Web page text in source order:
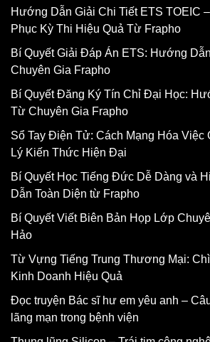
Hướng Dẫn Giải Chi Tiết ETS TOEIC
Phục Kỳ Thi Hiệu Quả Từ Frapho
Bí Quyết Giải Đáp Án ETS: Hướng
Chuyên Gia Frapho
Bí Quyết Đăng Ký Tín Chỉ Đại Học:
Từ Chuyên Gia Frapho
Sổ Tay Điện Tử: Cách Mạng Hóa Việc
Lý Kiến Thức Hiện Đại
Bí Quyết Học Tiếng Đức Dễ Dàng và
Dẫn Toàn Diện từ Frapho
Bí Quyết Viết Biên Bản Họp Lớp
Hảo
Từ Vựng Tiếng Trung Thương Mại:
Kinh Doanh Hiệu Quả
Đọc truyện Bác sĩ hư em yêu anh –
lãng mạn trong bệnh viện